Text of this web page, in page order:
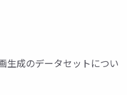
生成のデータセットについ